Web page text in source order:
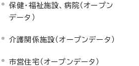
保健・福祉施設、病院（オープン
データ）
介護関係施設（オープンデータ）
市営住宅（オープンデータ）